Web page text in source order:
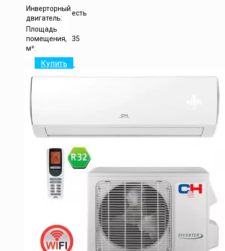
Инверторный
двигатель:
есть
Площадь
помещения,
м²:
35
Купить